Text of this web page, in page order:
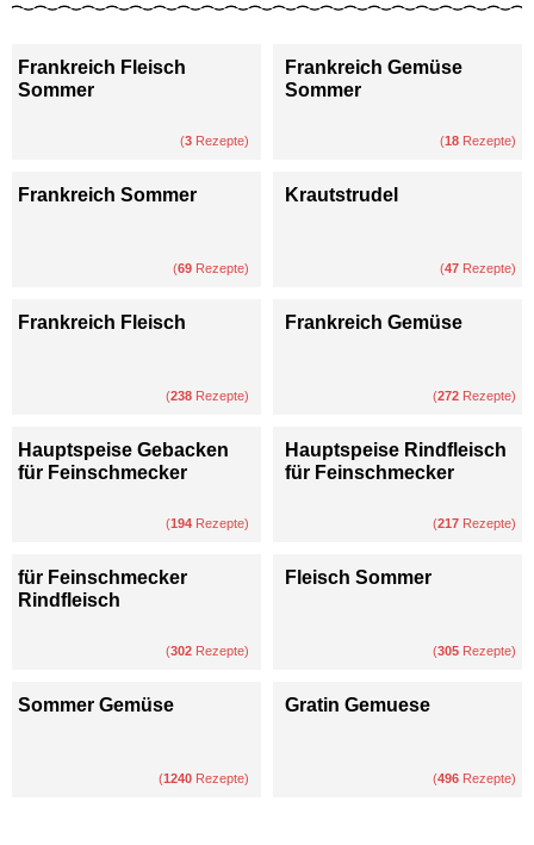
Frankreich Fleisch
Sommer
(3 Rezepte)
Frankreich Gemüse
Sommer
(18 Rezepte)
Frankreich Sommer
(69 Rezepte)
Krautstrudel
(47 Rezepte)
Frankreich Fleisch
(238 Rezepte)
Frankreich Gemüse
(272 Rezepte)
Hauptspeise Gebacken
für Feinschmecker
(194 Rezepte)
Hauptspeise Rindfleisch
für Feinschmecker
(217 Rezepte)
für Feinschmecker
Rindfleisch
(302 Rezepte)
Fleisch Sommer
(305 Rezepte)
Sommer Gemüse
(1240 Rezepte)
Gratin Gemuese
(496 Rezepte)